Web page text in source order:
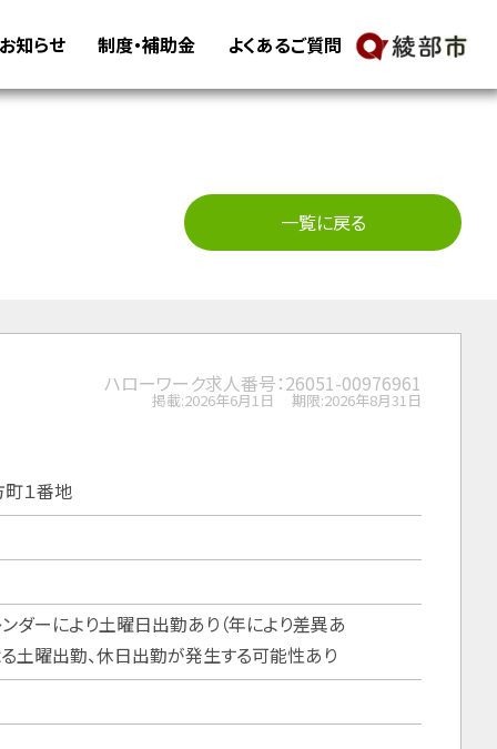
知らせ 制度・補助金 よくあるご質問
一覧に戻る
ハローワーク求人番号：26051-00976961
掲載:2026年6月1日 期限:2026年8月31日
１番地
ダーにより土曜日出勤あり（年により差異あ
休日出勤が発生する可能性あり